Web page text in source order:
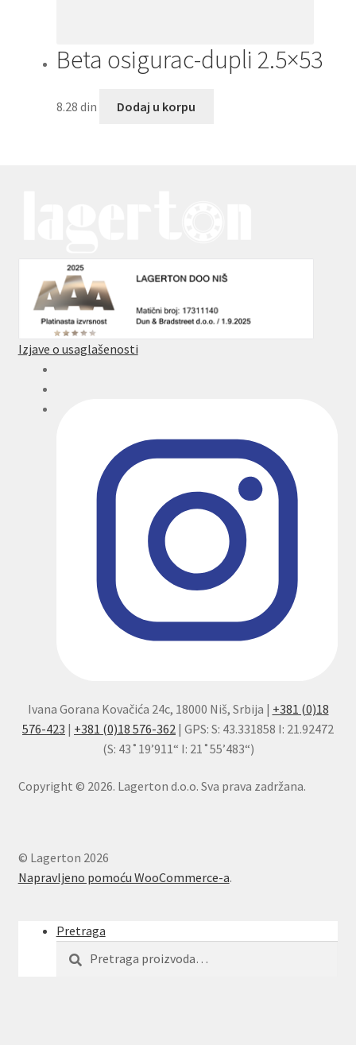
Beta osigurac-dupli 2.5×53
8.28 din Dodaj u korpu
Izjave o usaglašenosti
Ivana Gorana Kovačića 24c, 18000 Niš, Srbija | +381 (0)18
576-423 | +381 (0)18 576-362 | GPS: S: 43.331858 I: 21.92472
(S: 43˚19’911“ I: 21˚55’483“)
Copyright © 2026. Lagerton d.o.o. Sva prava zadržana.
© Lagerton 2026
Napravljeno pomoću WooCommerce-a.
Pretraga